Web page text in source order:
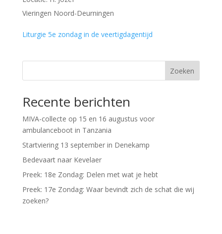
Vieringen Noord-Deurningen
Liturgie 5e zondag in de veertigdagentijd
Zoeken
Recente berichten
MIVA-collecte op 15 en 16 augustus voor
ambulanceboot in Tanzania
Startviering 13 september in Denekamp
Bedevaart naar Kevelaer
Preek: 18e Zondag: Delen met wat je hebt
Preek: 17e Zondag: Waar bevindt zich de schat die wij
zoeken?